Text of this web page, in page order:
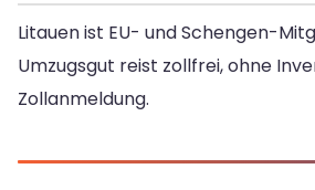
Litauen ist EU- und Schengen-
Umzugsgut reist zollfrei, ohne
Zollanmeldung.